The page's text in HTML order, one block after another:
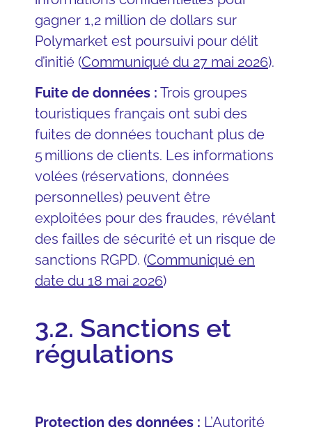
gagner 1,2 million de dollars sur
Polymarket est poursuivi pour délit
d’initié (Communiqué du 27 mai 2026).
Fuite de données : Trois groupes
touristiques français ont subi des
fuites de données touchant plus de
5 millions de clients. Les informations
volées (réservations, données
personnelles) peuvent être
exploitées pour des fraudes, révélant
des failles de sécurité et un risque de
sanctions RGPD. (Communiqué en
date du 18 mai 2026)
3.2. Sanctions et
régulations
Protection des données : L’Autorité